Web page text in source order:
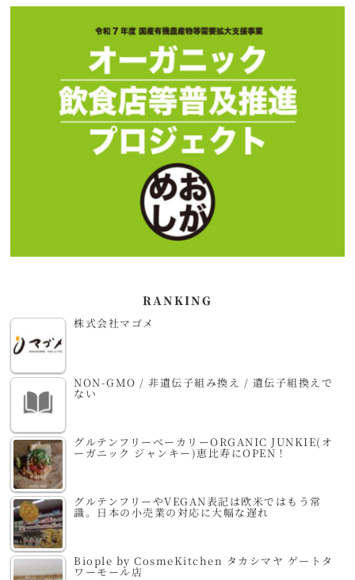
RANKING
株式会社マゴメ
NON-GMO / 非遺伝子組み換え / 遺伝子組換えで
ない
グルテンフリーベーカリーORGANIC JUNKIE(オ
ーガニック ジャンキー)恵比寿にOPEN！
グルテンフリーやVEGAN表記は欧米ではもう常
識。日本の小売業の対応に大幅な遅れ
Biople by CosmeKitchen タカシマヤ ゲートタ
ワーモール店